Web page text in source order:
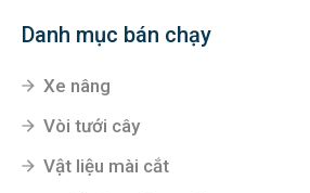
Danh mục bán chạy
Xe nâng
Vòi tưới cây
Vật liệu mài cắt